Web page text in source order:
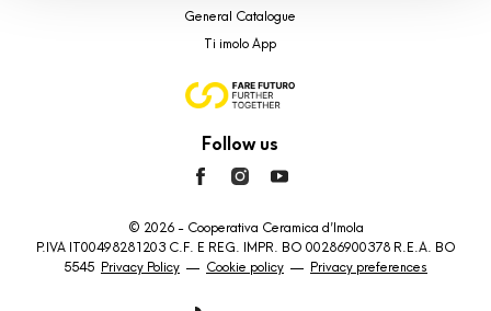
General Catalogue
Ti imolo App
Follow us
© 2026 - Cooperativa Ceramica d’Imola
P.IVA IT00498281203 C.F. E REG. IMPR. BO 00286900378 R.E.A. BO
5545 Privacy Policy — Cookie policy — Privacy preferences